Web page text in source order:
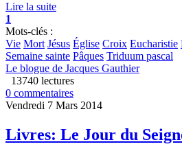
Lire la suite
1
Mots-clés :
Vie Mort Jésus Église Croix Eucharistie
Semaine sainte Pâques Triduum pascal
Le blogue de Jacques Gauthier
13740 lectures
0 commentaires
Vendredi 7 Mars 2014
Livres: Le Jour du